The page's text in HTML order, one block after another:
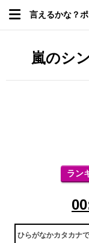
言えるかな？
嵐のシ
ラン